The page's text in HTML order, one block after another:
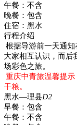
午餐： 不含
晚餐： 包含
住宿： 黑水
行程介绍
根据导游前一天通知
大家相互认识，而
场彩色之旅。
重庆中青旅温馨提示
干粮。
黑水—理县D2
早餐： 包含
午餐： 不含